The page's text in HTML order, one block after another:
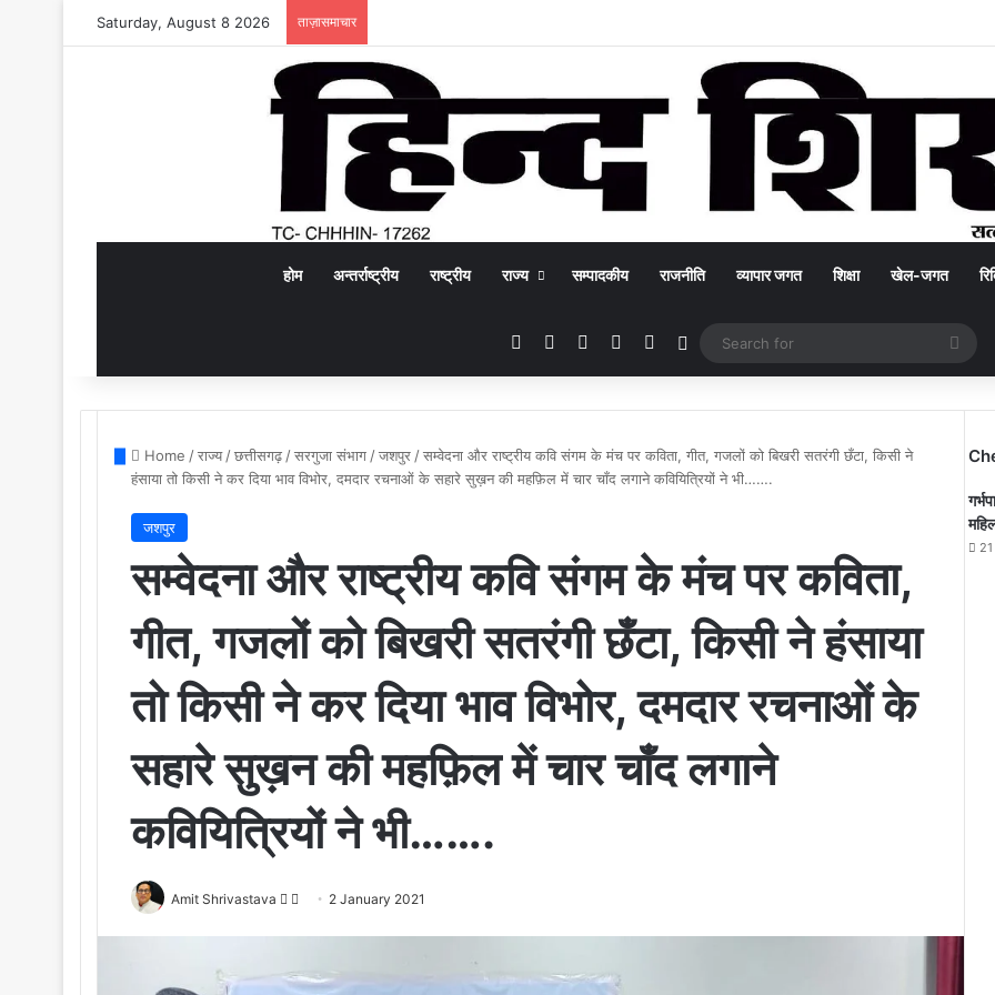
Saturday, August 8 2026 ताज़ासमाचार
होम अन्तर्राष्ट्रीय राष्ट्रीय राज्य सम्पादकीय राजनीति व्यापार जगत शिक्षा खेल-जगत
Facebook YouTubeInstagramWhatsApp
Switch skin
for
Home /राज्य/छत्तीसगढ़/सरगुजा संभाग/जशपुर/सम्वेदना और राष्ट्रीय कवि संगम के मंच पर कविता, गीत, गजलों को बिखरी सतरंगी छँटा, किसी ने
हंसाया तो किसी ने कर दिया भाव विभोर, दमदार रचनाओं के सहारे सुख़न की महफ़िल में चार चाँद लगाने कवियित्रियों ने भी…….
जशपुर
सम्वेदना और राष्ट्रीय कवि संगम के मंच पर कविता,
गीत, गजलों को बिखरी सतरंगी छँटा, किसी ने हंसाया
तो किसी ने कर दिया भाव विभोर, दमदार रचनाओं के
सहारे सुख़न की महफ़िल में चार चाँद लगाने
कवियित्रियों ने भी…….
Amit Shrivastava
F
l d
2 January 2021